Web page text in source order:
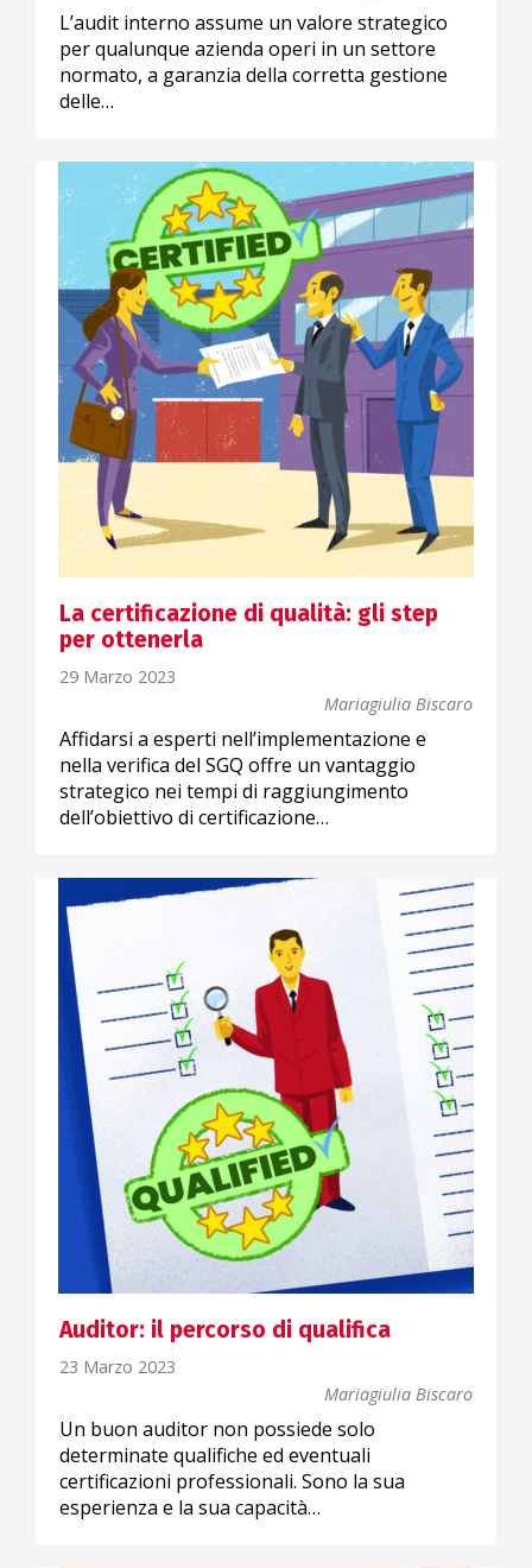
L’audit interno assume un valore strategico
per qualunque azienda operi in un settore
normato, a garanzia della corretta gestione
delle…
La certificazione di qualità: gli step
per ottenerla
29 Marzo 2023
Mariagiulia Biscaro
Affidarsi a esperti nell’implementazione e
nella verifica del SGQ offre un vantaggio
strategico nei tempi di raggiungimento
dell’obiettivo di certificazione…
Auditor: il percorso di qualifica
23 Marzo 2023
Mariagiulia Biscaro
Un buon auditor non possiede solo
determinate qualifiche ed eventuali
certificazioni professionali. Sono la sua
esperienza e la sua capacità…